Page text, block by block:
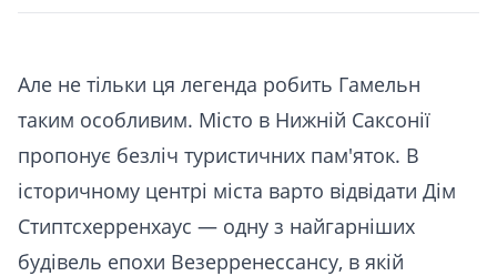
Але не тільки ця легенда робить Гамельн
таким особливим. Місто в Нижній Саксонії
пропонує безліч туристичних пам'яток. В
історичному центрі міста варто відвідати Дім
Стиптсхерренхаус — одну з найгарніших
будівель епохи Везерренессансу, в якій